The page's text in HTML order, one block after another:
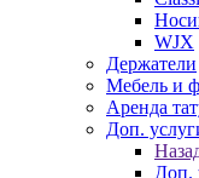
WJX
Держатели
Мебель и
Аренда
Доп.
Доп.